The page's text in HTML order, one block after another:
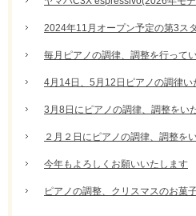
2024年11月オープン予定の第3ス
毎月ピアノの調律、調整を行って
4月14日、5月12日ピアノの調律い
3月8日にピアノの調律、調整をい
２月２日にピアノの調律、調整を
今年もよろしくお願いいたします
ピアノの調整、クリスマスのお菓